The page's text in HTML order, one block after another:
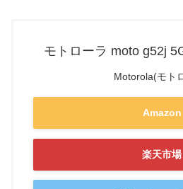
モトローラ moto g52j
Motorola(モト
Amazon
楽天市場